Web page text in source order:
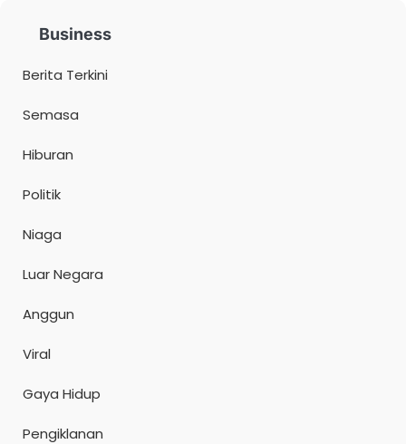
Business
Berita Terkini
Semasa
Hiburan
Politik
Niaga
Luar Negara
Anggun
Viral
Gaya Hidup
Pengiklanan